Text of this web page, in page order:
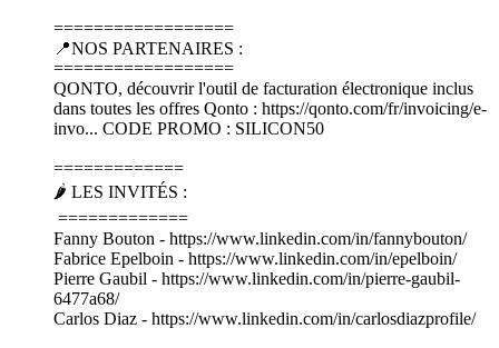
==================
📍NOS PARTENAIRES :
==================
QONTO, découvrir l'outil de facturation électronique inclus
dans toutes les offres Qonto : https://qonto.com/fr/invoicing/e-
invo... CODE PROMO : SILICON50
=============
🌶️ LES INVITÉS :
=============
Fanny Bouton - https://www.linkedin.com/in/fannybouton/
Fabrice Epelboin - https://www.linkedin.com/in/epelboin/
Pierre Gaubil - https://www.linkedin.com/in/pierre-gaubil-
6477a68/
Carlos Diaz - https://www.linkedin.com/in/carlosdiazprofile/